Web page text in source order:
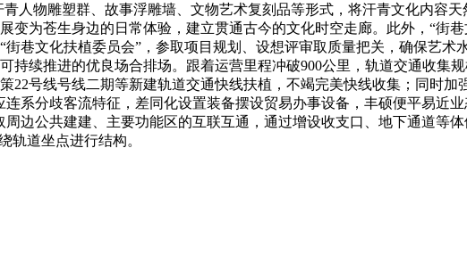
人物雕塑群、故事浮雕墙、文物艺术复刻品等形式，将汗青文化内容
变为苍生身边的日常体验，建立贯通古今的文化时空走廊。此外，“街
巷文化扶植委员会”，参取项目规划、设想评审取质量把关，确保艺
持续推进的优良场合排场。跟着运营里程冲破900公里，轨道交通收集
22号线号线二期等新建轨道交通快线扶植，不竭完美快线收集；同时
系分歧客流特征，差同化设置装备摆设贸易办事设备，丰硕便平易近
边公共建建、主要功能区的互联互通，通过增设收支口、地下通道等
轨道坐点进行结构。